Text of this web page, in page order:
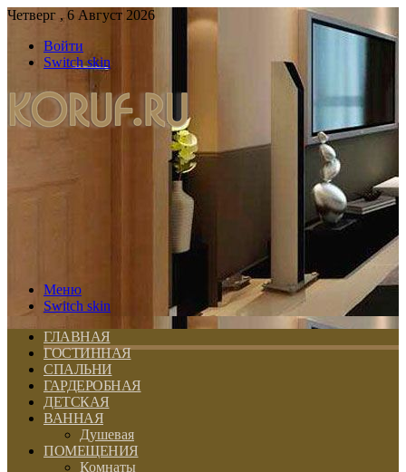
Четверг , 6 Август 2026
Войти
Switch skin
Меню
Switch skin
ГЛАВНАЯ
ГОСТИННАЯ
СПАЛЬНИ
ГАРДЕРОБНАЯ
ДЕТСКАЯ
ВАННАЯ
Душевая
ПОМЕЩЕНИЯ
Комнаты